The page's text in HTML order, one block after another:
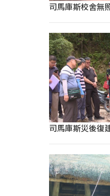
司馬庫斯校舍無
司馬庫斯災後復